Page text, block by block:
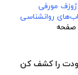
ژوزف مورفی
روانشناسی
را کشف کن